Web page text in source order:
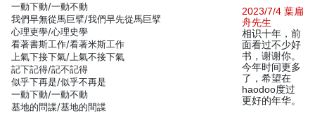
一動下動/一動不動
我們早無從馬巨擘/我們早先從馬巨擘
心理吏學/心理史學
看著書斯工作/看著米斯工作
上氣下接下氣/上氣不接下氣
記下記得/記不記得
似乎下再是/似乎不再是
一動下動/一動不動
基地的問諜/基地的間諜
2023/7/4 葉扁
舟先生
相识十年，前
面看过不少好
书，谢谢你。
今年时间更多
了，希望在
haodoo度过
更好的年华。